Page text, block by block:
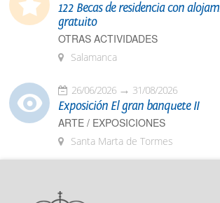
122 Becas de residencia con
gratuito
OTRAS ACTIVIDADES
Salamanca
26/06/2026 31/08/2026
Exposición El gran banquete II
ARTE / EXPOSICIONES
Santa Marta de Tormes